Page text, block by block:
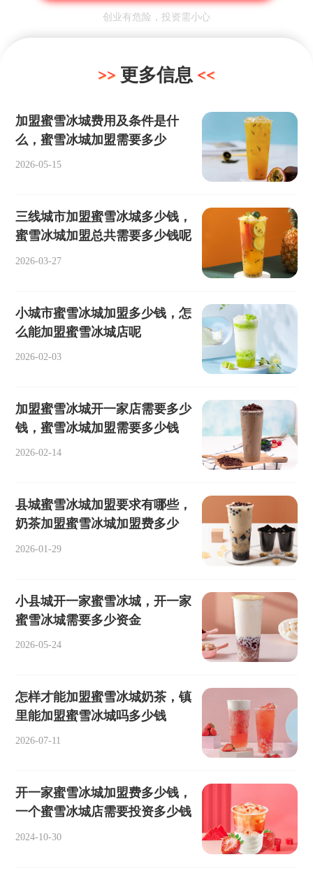
创业有危险，投资需小心
更多信息
加盟蜜雪冰城费用及条件是什
么，蜜雪冰城加盟需要多少
2026-05-15
三线城市加盟蜜雪冰城多少钱，
蜜雪冰城加盟总共需要多少钱呢
2026-03-27
小城市蜜雪冰城加盟多少钱，怎
么能加盟蜜雪冰城店呢
2026-02-03
加盟蜜雪冰城开一家店需要多少
钱，蜜雪冰城加盟需要多少钱
2026-02-14
县城蜜雪冰城加盟要求有哪些，
奶茶加盟蜜雪冰城加盟费多少
2026-01-29
小县城开一家蜜雪冰城，开一家
蜜雪冰城需要多少资金
2026-05-24
怎样才能加盟蜜雪冰城奶茶，镇
里能加盟蜜雪冰城吗多少钱
2026-07-11
开一家蜜雪冰城加盟费多少钱，
一个蜜雪冰城店需要投资多少钱
2024-10-30